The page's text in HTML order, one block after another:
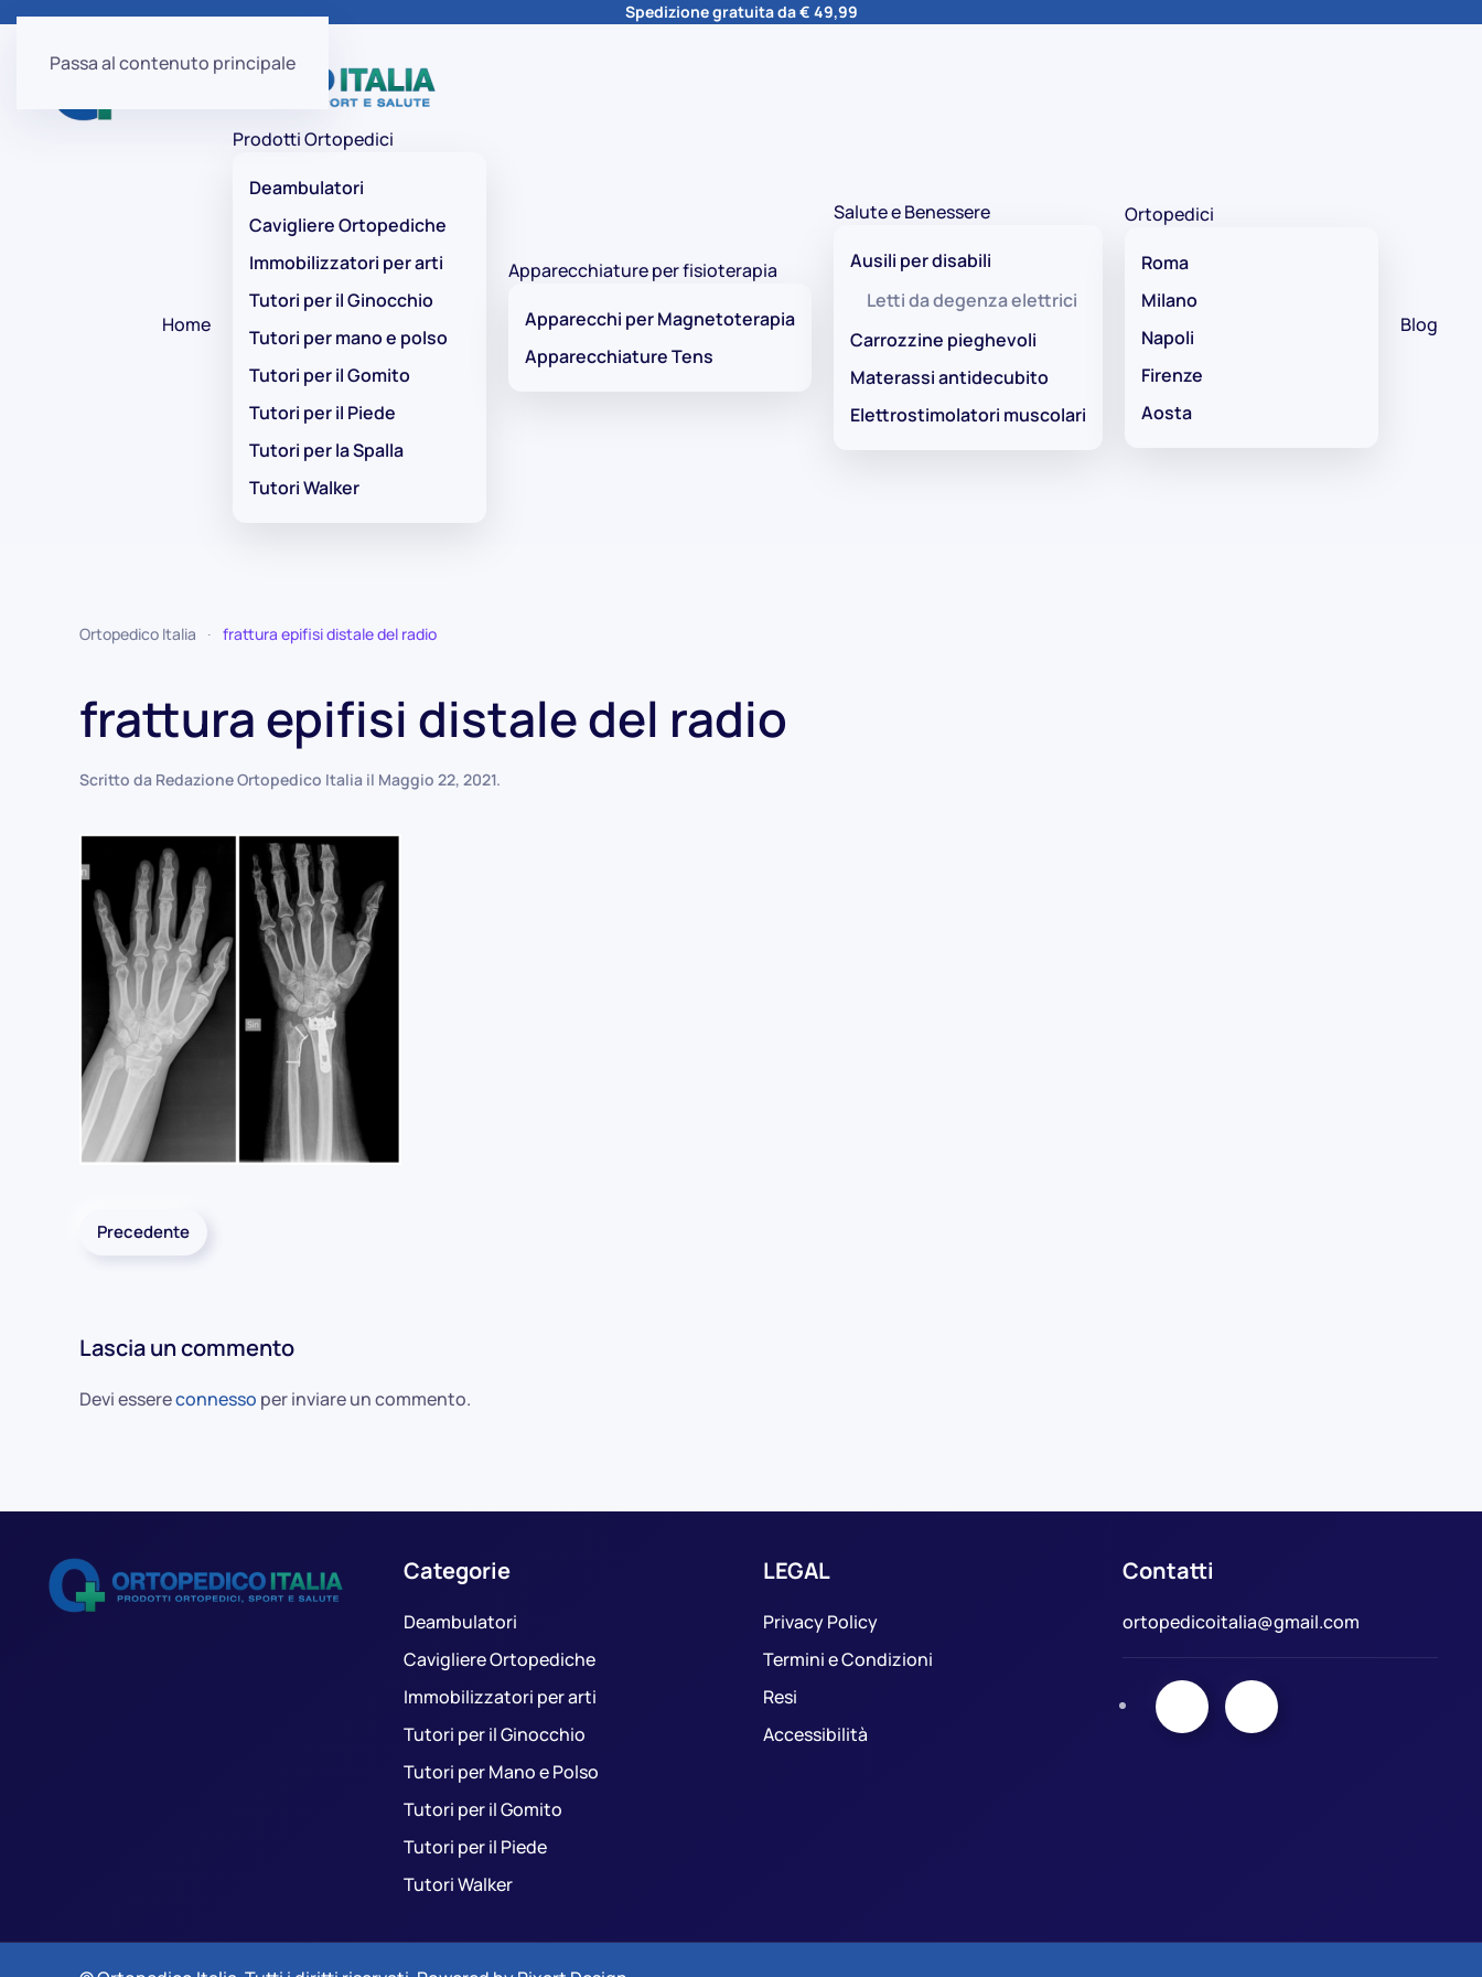
Passa al contenuto principale
Spedizione gratuita da € 49,99
Home
Prodotti Ortopedici
Deambulatori
Cavigliere Ortopediche
Immobilizzatori per arti
Tutori per il Ginocchio
Tutori per mano e polso
Tutori per il Gomito
Tutori per il Piede
Tutori per la Spalla
Tutori Walker
Apparecchiature per fisioterapia
Apparecchi per Magnetoterapia
Apparecchiature Tens
Salute e Benessere
Ausili per disabili
Letti da degenza elettrici
Carrozzine pieghevoli
Materassi antidecubito
Elettrostimolatori muscolari
Ortopedici
Roma
Milano
Napoli
Firenze
Aosta
Blog
Ortopedico Italia frattura epifisi distale del radio
frattura epifisi distale del radio
Scritto da Redazione Ortopedico Italia il Maggio 22, 2021.
Precedente
Lascia un commento
Devi essereconnesso per inviare un commento.
Categorie
Deambulatori
Cavigliere Ortopediche
Immobilizzatori per arti
Tutori per il Ginocchio
Tutori per Mano e Polso
Tutori per il Gomito
Tutori per il Piede
Tutori Walker
LEGAL
Privacy Policy
Termini e Condizioni
Resi
Accessibilità
Contatti
ortopedicoitalia@gmail.com